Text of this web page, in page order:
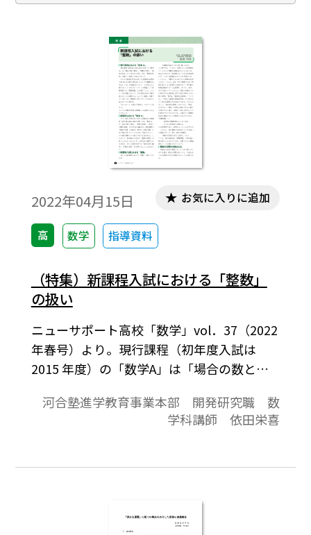
2022年04月15日
高 数学 指導資料
お気に入りに追加
（特集）新課程入試における「整数」
の扱い
ニューサポート高校「数学」vol．37（2022
年春号）より。現行課程（初年度入試は
2015 年度）の「数学A」は「場合の数と確
単元から成り、特に「整数の性質」は新し
く登場した単元であった。そもそも整数の
度入試以前）においても難関大を中心にし
ない、いわばグレーゾーンの問題として受
験業界では「整数問題」と分類していた。
河合塾進学教育事業本部 開発研究職 数
学科講師 依田栄喜